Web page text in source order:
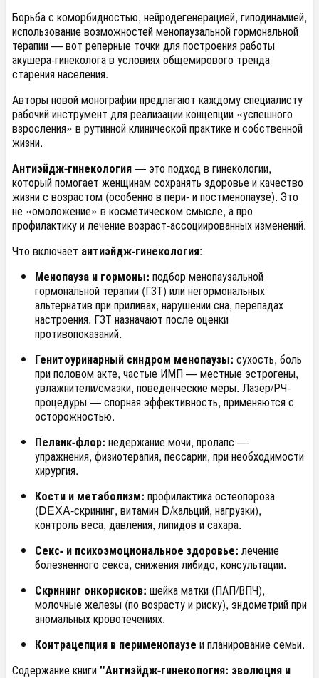
Борьба с коморбидностью, нейродегенерацией, гиподинамией,
использование возможностей менопаузальной гормональной
терапии — вот реперные точки для построения работы
акушера-гинеколога в условиях общемирового тренда
старения населения.
Авторы новой монографии предлагают каждому специалисту
рабочий инструмент для реализации концепции «успешного
взросления» в рутинной клинической практике и собственной
жизни.
Антиэйдж-гинекология— это подход в гинекологии,
который помогает женщинам сохранять здоровье и качество
жизни с возрастом (особенно в пери- и постменопаузе). Это
не «омоложение» в косметическом смысле, а про
профилактику и лечение возраст-ассоциированных изменений.
Что включает антиэйдж-гинекология:
Менопауза и гормоны: подбор менопаузальной
гормональной терапии (ГЗТ) или негормональных
альтернатив при приливах, нарушении сна, перепадах
настроения. ГЗТ назначают после оценки
противопоказаний.
Генитоуринарный синдром менопаузы: сухость, боль
при половом акте, частые ИМП — местные эстрогены,
увлажнители/смазки, поведенческие меры. Лазер/РЧ-
процедуры — спорная эффективность, применяются с
осторожностью.
Пелвик-флор: недержание мочи, пролапс —
упражнения, физиотерапия, пессарии, при необходимости
хирургия.
Кости и метаболизм: профилактика остеопороза
(DEXA-скрининг, витамин D/кальций, нагрузки),
контроль веса, давления, липидов и сахара.
Секс- и психоэмоциональное здоровье: лечение
болезненного секса, снижения либидо, консультации.
Скрининг онкорисков: шейка матки (ПАП/ВПЧ),
молочные железы (по возрасту и риску), эндометрий при
аномальных кровотечениях.
Контрацепция в перименопаузе и планирование семьи.
Содержание книги"Антиэйдж-гинекология: эволюция и